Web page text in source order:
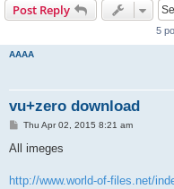
Post Reply
5
AAAA
vu+zero download
P
s
Thu Apr 02, 2015 8:21 am
All imeges
http://www.world-of-files.net/